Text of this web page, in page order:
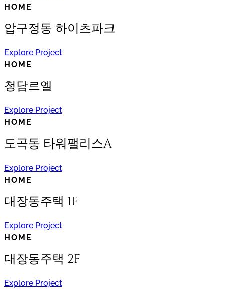
HOME
압구정동 하이츠파크
Explore Project
HOME
청담르엘
Explore Project
HOME
도곡동 타워팰리스A
Explore Project
HOME
대장동주택 1F
Explore Project
HOME
대장동주택 2F
Explore Project